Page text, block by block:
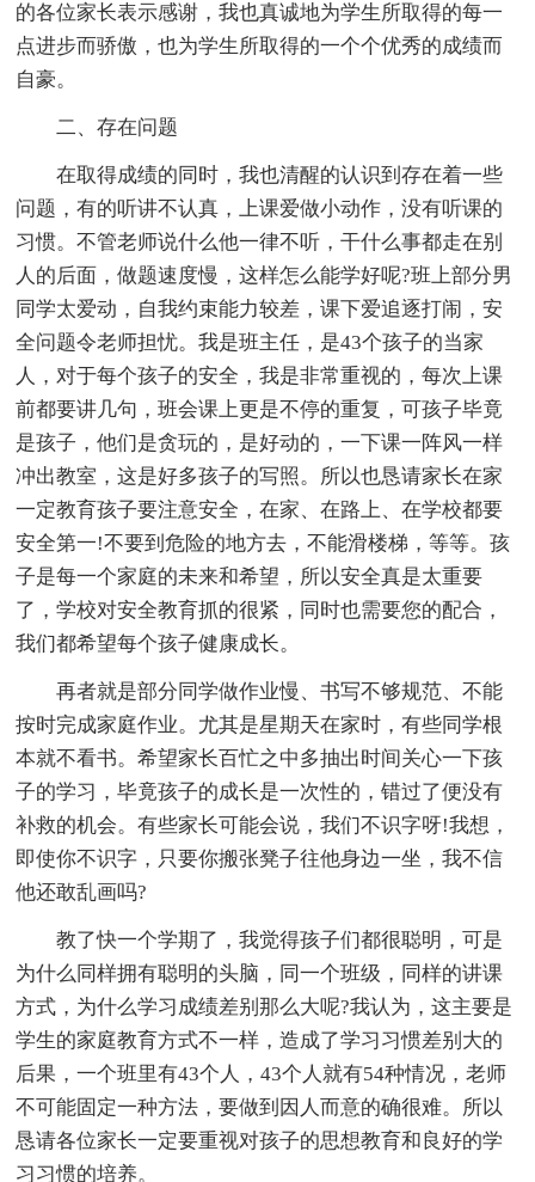
的各位家长表示感谢，我也真诚地为学生所取得的每一
点进步而骄傲，也为学生所取得的一个个优秀的成绩而
自豪。
二、存在问题
在取得成绩的同时，我也清醒的认识到存在着一些
问题，有的听讲不认真，上课爱做小动作，没有听课的
习惯。不管老师说什么他一律不听，干什么事都走在别
人的后面，做题速度慢，这样怎么能学好呢?班上部分男
同学太爱动，自我约束能力较差，课下爱追逐打闹，安
全问题令老师担忧。我是班主任，是43个孩子的当家
人，对于每个孩子的安全，我是非常重视的，每次上课
前都要讲几句，班会课上更是不停的重复，可孩子毕竟
是孩子，他们是贪玩的，是好动的，一下课一阵风一样
冲出教室，这是好多孩子的写照。所以也恳请家长在家
一定教育孩子要注意安全，在家、在路上、在学校都要
安全第一!不要到危险的地方去，不能滑楼梯，等等。孩
子是每一个家庭的未来和希望，所以安全真是太重要
了，学校对安全教育抓的很紧，同时也需要您的配合，
我们都希望每个孩子健康成长。
再者就是部分同学做作业慢、书写不够规范、不能
按时完成家庭作业。尤其是星期天在家时，有些同学根
本就不看书。希望家长百忙之中多抽出时间关心一下孩
子的学习，毕竟孩子的成长是一次性的，错过了便没有
补救的机会。有些家长可能会说，我们不识字呀!我想，
即使你不识字，只要你搬张凳子往他身边一坐，我不信
他还敢乱画吗?
教了快一个学期了，我觉得孩子们都很聪明，可是
为什么同样拥有聪明的头脑，同一个班级，同样的讲课
方式，为什么学习成绩差别那么大呢?我认为，这主要是
学生的家庭教育方式不一样，造成了学习习惯差别大的
后果，一个班里有43个人，43个人就有54种情况，老师
不可能固定一种方法，要做到因人而意的确很难。所以
恳请各位家长一定要重视对孩子的思想教育和良好的学
习习惯的培养。